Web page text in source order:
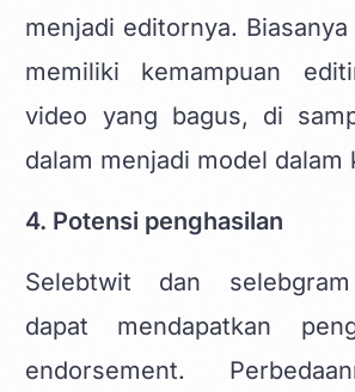
menjadi editornya.
memiliki kemampuan
video yang bagus, di
dalam menjadi model dalam
4. Potensi penghasilan
Selebtwit dan
dapat mendapatkan
endorsement.